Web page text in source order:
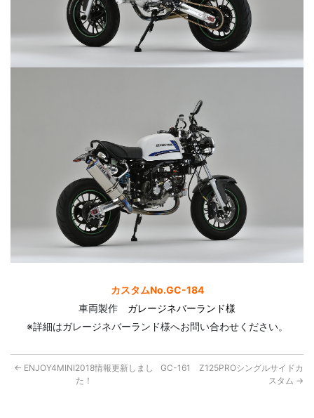
カスタムNo.GC-184
車両製作 ガレージネバーランド様
※詳細はガレージネバーランド様へお問い合わせください。
← ENJOY4MINI2018情報更新しまし
た！
GC-161 Z125PROシングルサイドカ
スタム →